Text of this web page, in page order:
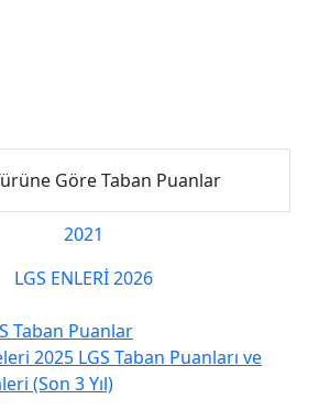
Göre Taban Puanlar
2021
LGS ENLERİ 2026
Taban Puanlar
2025 LGS Taban Puanları ve
(Son 3 Yıl)